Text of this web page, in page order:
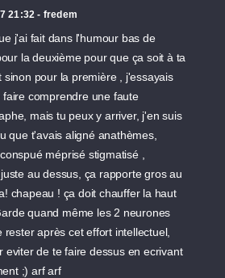
21:32 - fredem
j'ai fait dans l'humour bas de
la deuxième pour que ça soit à ta
sinon pour la première , j'essayais
faire comprendre une faute
mais tu peux y arriver, j'en suis
que t'avais aligné anathèmes,
méprisé stigmatisé ,
au dessus, ça rapporte gros au
chapeau ! ça doit chauffer la haut
quand même les 2 neurones
rester après cet effort intellectuel,
eviter de te faire dessus en ecrivant
;) arf arf